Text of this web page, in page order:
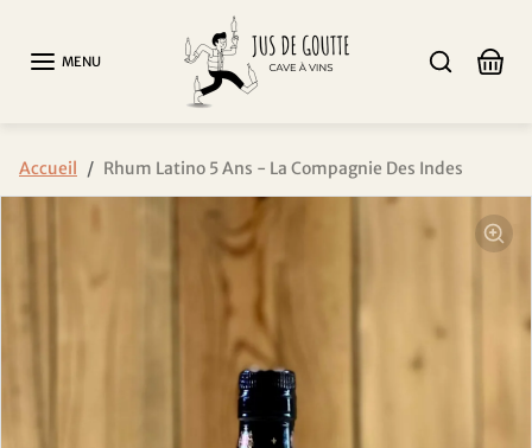
MENU
Accueil Rhum Latino 5 Ans - La Compagnie Des Indes